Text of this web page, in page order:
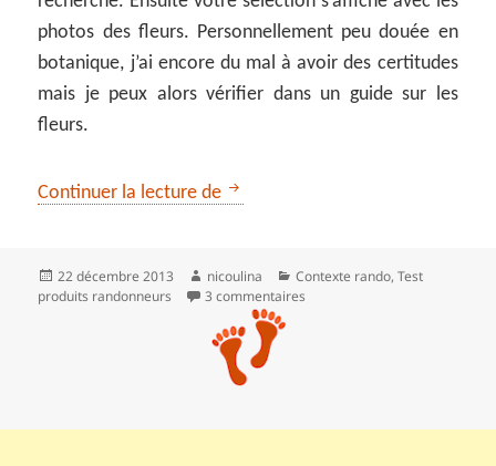
photos des fleurs. Personnellement peu douée en
botanique, j’ai encore du mal à avoir des certitudes
mais je peux alors vérifier dans un guide sur les
fleurs.
Continuer la lecture de Utilitaires iPhone pour
Publié
le
22 décembre 2013 Auteur
nicoulina Catégories
Contexte rando,Test
produits randonneurs
3 commentaires